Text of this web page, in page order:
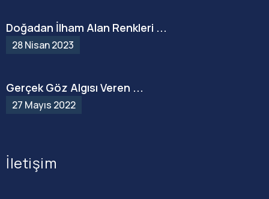
Doğadan İlham Alan Renkleri ...
28 Nisan 2023
Gerçek Göz Algısı Veren ...
27 Mayıs 2022
İletişim